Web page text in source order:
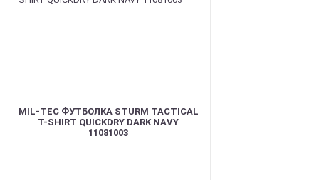
MIL-TEC ФУТБОЛКА STURM TACTICAL
T-SHIRT QUICKDRY DARK NAVY
11081003